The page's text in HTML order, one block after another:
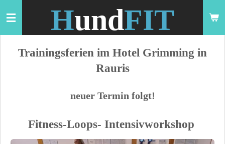
Hauptinhalt
springen
HundFIT
Trainingsferien im Hotel Grimming in
Rauris
neuer Termin folgt!
Fitness-Loops- Intensivworkshop